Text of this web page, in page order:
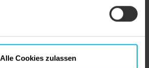
Alle Cookies zulassen